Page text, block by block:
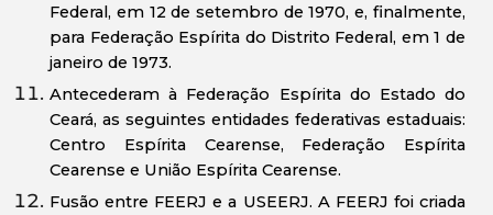
Federal, em 12 de setembro de 1970, e, finalmente,
para Federação Espírita do Distrito Federal, em 1 de
janeiro de 1973.
Antecederam à Federação Espírita do Estado do
Ceará, as seguintes entidades federativas estaduais:
Centro Espírita Cearense, Federação Espírita
Cearense e União Espírita Cearense.
Fusão entre FEERJ e a USEERJ. A FEERJ foi criada